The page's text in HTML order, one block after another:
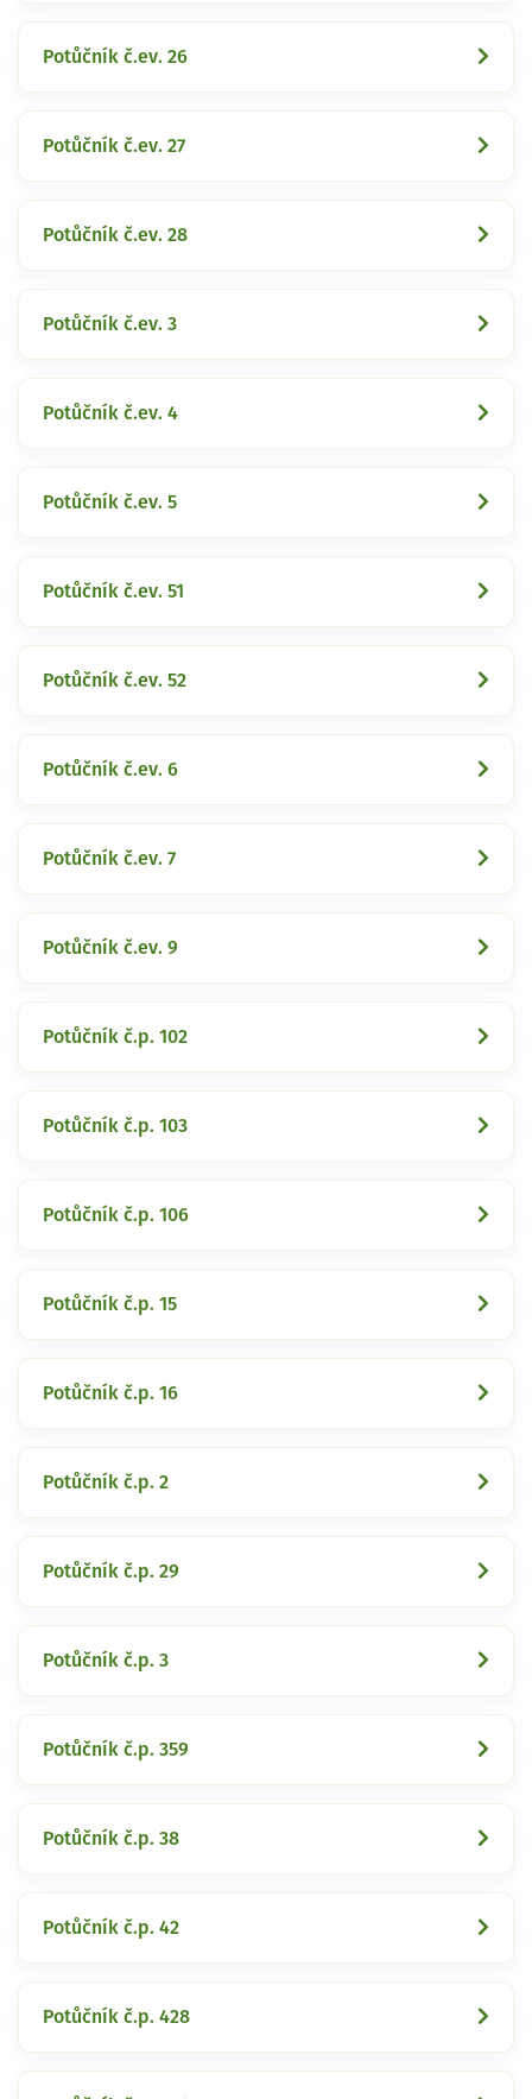
Potůčník č.ev. 26
Potůčník č.ev. 27
Potůčník č.ev. 28
Potůčník č.ev. 3
Potůčník č.ev. 4
Potůčník č.ev. 5
Potůčník č.ev. 51
Potůčník č.ev. 52
Potůčník č.ev. 6
Potůčník č.ev. 7
Potůčník č.ev. 9
Potůčník č.p. 102
Potůčník č.p. 103
Potůčník č.p. 106
Potůčník č.p. 15
Potůčník č.p. 16
Potůčník č.p. 2
Potůčník č.p. 29
Potůčník č.p. 3
Potůčník č.p. 359
Potůčník č.p. 38
Potůčník č.p. 42
Potůčník č.p. 428